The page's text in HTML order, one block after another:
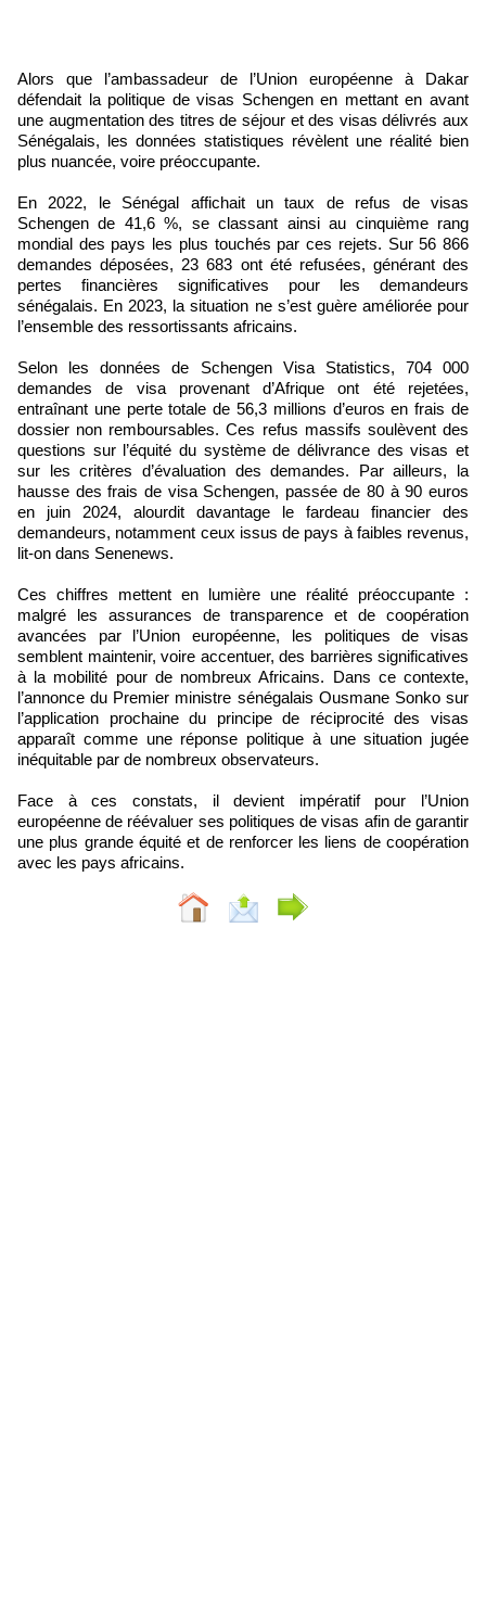
Alors que l’ambassadeur de l’Union européenne à Dakar
défendait la politique de visas Schengen en mettant en avant
une augmentation des titres de séjour et des visas délivrés aux
Sénégalais, les données statistiques révèlent une réalité bien
plus nuancée, voire préoccupante.
En 2022, le Sénégal affichait un taux de refus de visas
Schengen de 41,6 %, se classant ainsi au cinquième rang
mondial des pays les plus touchés par ces rejets. Sur 56 866
demandes déposées, 23 683 ont été refusées, générant des
pertes financières significatives pour les demandeurs
sénégalais. En 2023, la situation ne s’est guère améliorée pour
l’ensemble des ressortissants africains.
Selon les données de Schengen Visa Statistics, 704 000
demandes de visa provenant d’Afrique ont été rejetées,
entraînant une perte totale de 56,3 millions d’euros en frais de
dossier non remboursables. Ces refus massifs soulèvent des
questions sur l’équité du système de délivrance des visas et
sur les critères d’évaluation des demandes. Par ailleurs, la
hausse des frais de visa Schengen, passée de 80 à 90 euros
en juin 2024, alourdit davantage le fardeau financier des
demandeurs, notamment ceux issus de pays à faibles revenus,
lit-on dans Senenews.
Ces chiffres mettent en lumière une réalité préoccupante :
malgré les assurances de transparence et de coopération
avancées par l’Union européenne, les politiques de visas
semblent maintenir, voire accentuer, des barrières significatives
à la mobilité pour de nombreux Africains. Dans ce contexte,
l’annonce du Premier ministre sénégalais Ousmane Sonko sur
l’application prochaine du principe de réciprocité des visas
apparaît comme une réponse politique à une situation jugée
inéquitable par de nombreux observateurs.
Face à ces constats, il devient impératif pour l’Union
européenne de réévaluer ses politiques de visas afin de garantir
une plus grande équité et de renforcer les liens de coopération
avec les pays africains.